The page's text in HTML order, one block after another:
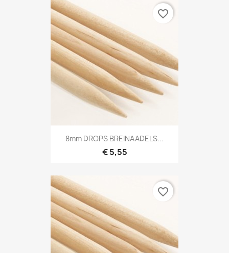
8mm DROPS BREINAADELS...
€ 5,55
favorite_border
favorite_border